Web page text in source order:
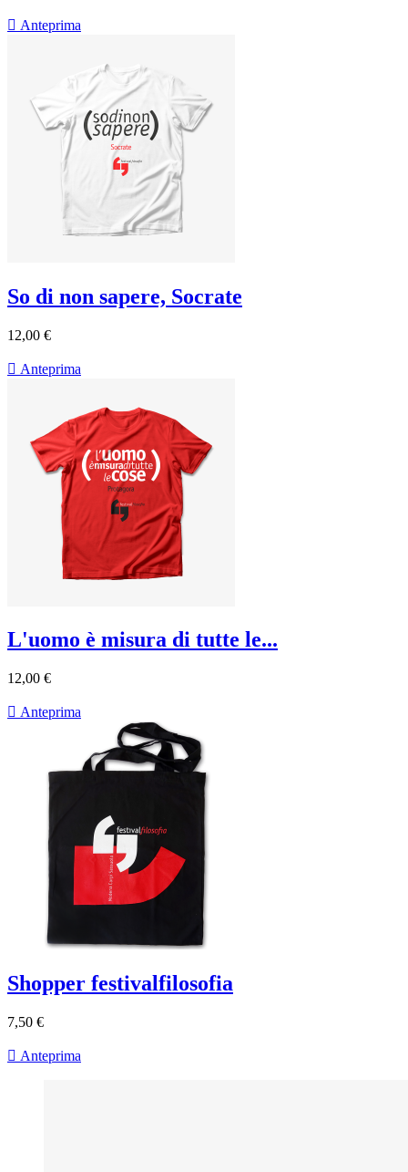
 Anteprima
So di non sapere, Socrate
12,00 €
 Anteprima
L'uomo è misura di tutte le...
12,00 €
 Anteprima
Shopper festivalfilosofia
7,50 €
 Anteprima